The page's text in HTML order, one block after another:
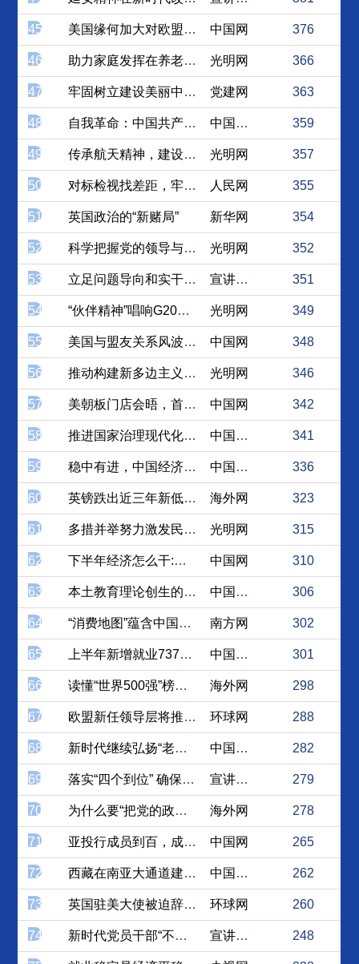
45 美国缘何加大对欧盟产品关税... 中国网 376
46 助力家庭发挥在养老服务中的... 光明网 366
47 牢固树立建设美丽中国的思想... 党建网 363
48 自我革命：中国共产党为什么... 中国社会科学网 359
49 传承航天精神，建设航天强国 光明网 357
50 对标检视找差距，牢牢把握主... 人民网 355
51 英国政治的“新赌局” 新华网 354
52 科学把握党的领导与思想政治... 光明网 352
53 立足问题导向和实干担当方能... 宣讲家网 351
54 “伙伴精神”唱响G20大阪... 光明网 349
55 美国与盟友关系风波再起,同... 中国网 348
56 推动构建新多边主义与新型全... 光明网 346
57 美朝板门店会晤，首脑外交和... 中国网 342
58 推进国家治理现代化的深刻革命 中国社会科学网 341
59 稳中有进，中国经济踏浪前行 中国江西网 336
60 英镑跌出近三年新低，“无协... 海外网 323
61 多措并举努力激发民间投资活力 光明网 315
62 下半年经济怎么干:政策基调... 中国网 310
63 本土教育理论创生的路径探究 中国社会科学网 306
64 “消费地图”蕴含中国经济“... 南方网 302
65 上半年新增就业737万人 ... 中国经济网 301
66 读懂“世界500强”榜单之... 海外网 298
67 欧盟新任领导层将推动中欧关... 环球网 288
68 新时代继续弘扬“老西藏精神” 中国西藏新闻网 282
69 落实“四个到位” 确保主题... 宣讲家网 279
70 为什么要“把党的政治建设摆... 海外网 278
71 亚投行成员到百，成功的秘诀... 中国网 265
72 西藏在南亚大通道建设中需处... 中国西藏新闻网 262
73 英国驻美大使被迫辞职留下的... 环球网 260
74 新时代党员干部“不忘初心、... 宣讲家网 248